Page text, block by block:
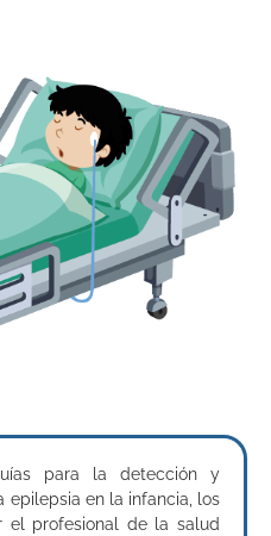
para la detección y
en la infancia, los
el profesional de la salud